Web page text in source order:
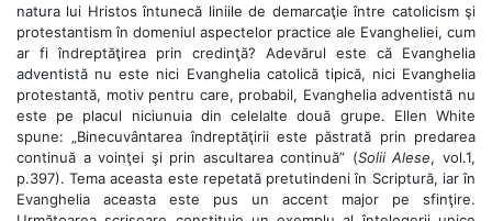
natura lui Hristos întunecă liniile de demarcaţie între catolicism şi
protestantism în domeniul aspectelor practice ale Evangheliei, cum
ar fi îndreptăţirea prin credinţă? Adevărul este că Evanghelia
adventistă nu este nici Evanghelia catolică tipică, nici Evanghelia
protestantă, motiv pentru care, probabil, Evanghelia adventistă nu
este pe placul niciunuia din celelalte două grupe. Ellen White
spune: „Binecuvântarea îndreptăţirii este păstrată prin predarea
continuă a voinţei şi prin ascultarea continuă” (Solii Alese, vol.1,
p.397). Tema aceasta este repetată pretutindeni în Scriptură, iar în
Evanghelia aceasta este pus un accent major pe sfinţire.